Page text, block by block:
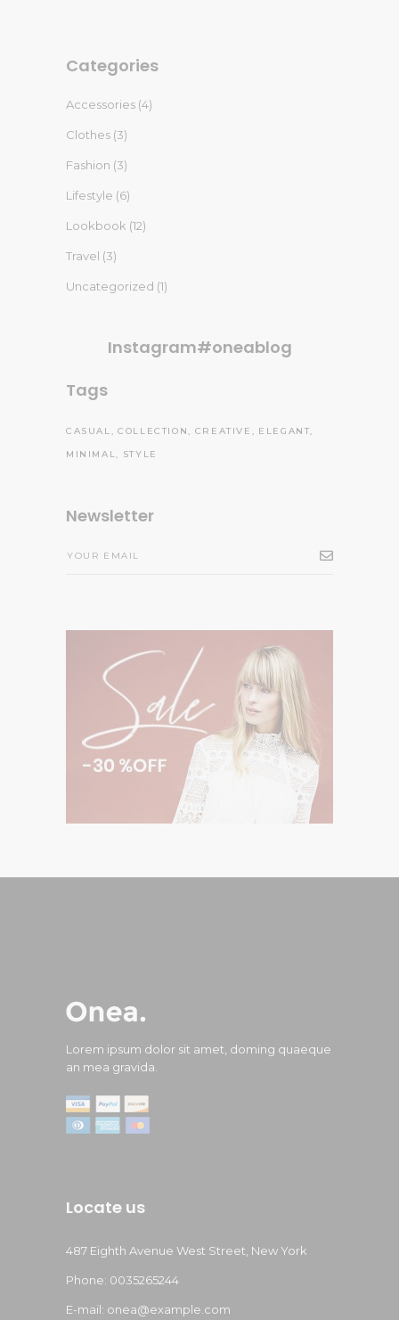
Categories
Accessories (4)
Clothes (3)
Fashion (3)
Lifestyle (6)
Lookbook (12)
Travel (3)
Uncategorized (1)
Instagram#oneablog
Tags
CASUAL COLLECTION CREATIVE
ELEGANT
MINIMAL
STYLE
Newsletter
Lorem ipsum dolor sit amet, doming quaeque
an mea gravida.
Locate us
487 Eighth Avenue West Street, New York
Phone: 0035265244
E-mail: onea@example.com